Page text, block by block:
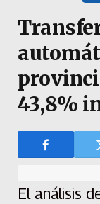
43,8%
El análisis